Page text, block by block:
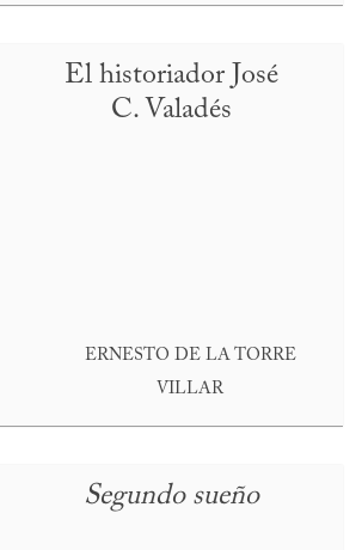
El historiador José
C. Valadés
ERNESTO DE LA TORRE
VILLAR
Segundo sueño